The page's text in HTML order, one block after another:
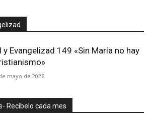
y Evangelizad 149 «Sin María no hay
mayo de 2026
Recíbelo cada mes